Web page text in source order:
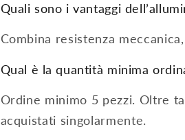
Quali sono i vantaggi
Combina resistenza
Qual è la quantità minima
Ordine minimo 5 pezzi. Oltre
acquistati singolarmente.